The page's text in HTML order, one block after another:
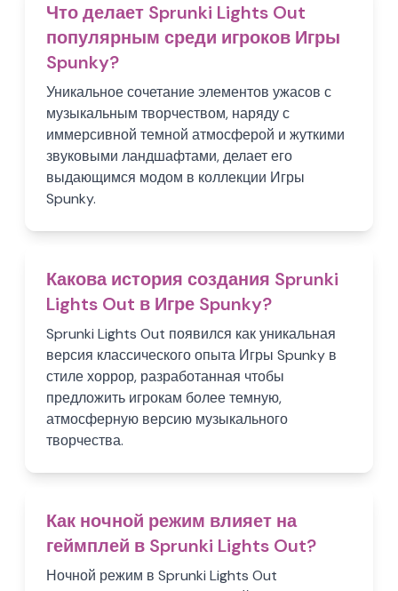
Что делает Sprunki Lights Out
популярным среди игроков Игры
Spunky?
Уникальное сочетание элементов ужасов с
музыкальным творчеством, наряду с
иммерсивной темной атмосферой и жуткими
звуковыми ландшафтами, делает его
выдающимся модом в коллекции Игры
Spunky.
Какова история создания Sprunki
Lights Out в Игре Spunky?
Sprunki Lights Out появился как уникальная
версия классического опыта Игры Spunky в
стиле хоррор, разработанная чтобы
предложить игрокам более темную,
атмосферную версию музыкального
творчества.
Как ночной режим влияет на
геймплей в Sprunki Lights Out?
Ночной режим в Sprunki Lights Out